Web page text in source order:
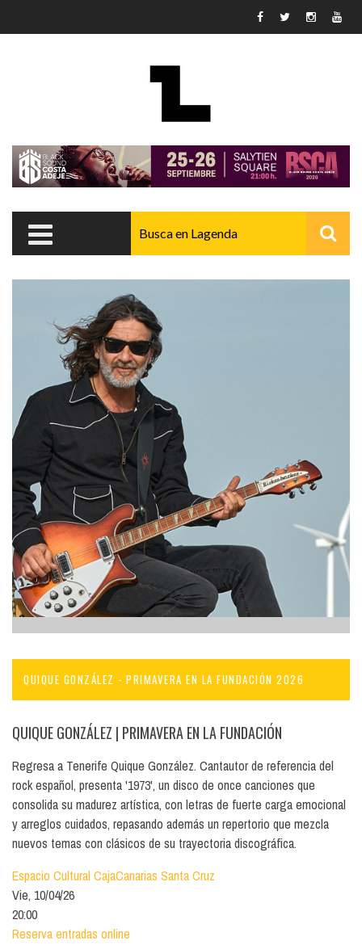
QUIQUE GONZÁLEZ - PRIMAVERA EN LA FUNDACIÓN 2026
QUIQUE GONZÁLEZ | PRIMAVERA EN LA FUNDACIÓN
Regresa a Tenerife Quique González. Cantautor de referencia del
rock español, presenta '1973', un disco de once canciones que
consolida su madurez artística, con letras de fuerte carga emocional
y arreglos cuidados, repasando además un repertorio que mezcla
nuevos temas con clásicos de su trayectoria discográfica.
Espacio Cultural CajaCanarias Santa Cruz
Vie, 10/04/26
20:00
Reserva entradas online